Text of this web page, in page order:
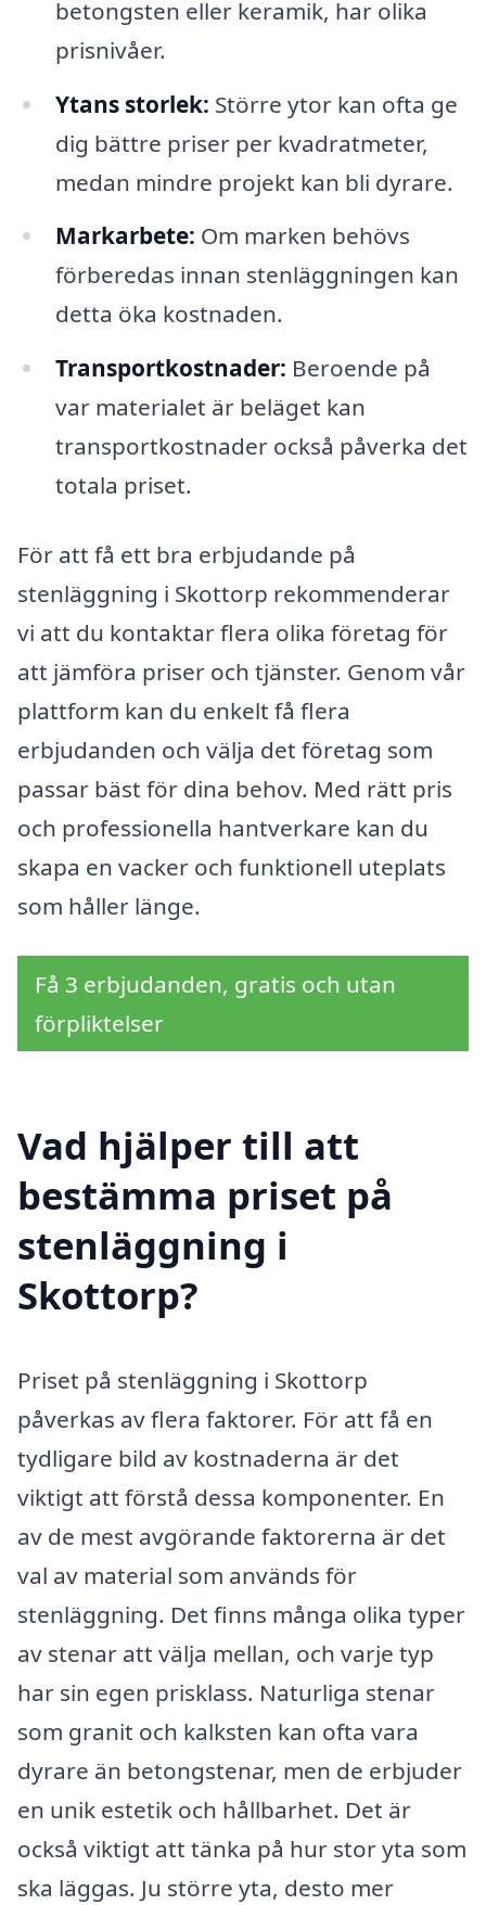
betongsten eller keramik, har olika
prisnivåer.
Ytans storlek: Större ytor kan ofta ge
dig bättre priser per kvadratmeter,
medan mindre projekt kan bli dyrare.
Markarbete: Om marken behövs
förberedas innan stenläggningen kan
detta öka kostnaden.
Transportkostnader: Beroende på
var materialet är beläget kan
transportkostnader också påverka det
totala priset.
För att få ett bra erbjudande på
stenläggning i Skottorp rekommenderar
vi att du kontaktar flera olika företag för
att jämföra priser och tjänster. Genom vår
plattform kan du enkelt få flera
erbjudanden och välja det företag som
passar bäst för dina behov. Med rätt pris
och professionella hantverkare kan du
skapa en vacker och funktionell uteplats
som håller länge.
Få 3 erbjudanden, gratis och utan
förpliktelser
Vad hjälper till att
bestämma priset på
stenläggning i
Skottorp?
Priset på stenläggning i Skottorp
påverkas av flera faktorer. För att få en
tydligare bild av kostnaderna är det
viktigt att förstå dessa komponenter. En
av de mest avgörande faktorerna är det
val av material som används för
stenläggning. Det finns många olika typer
av stenar att välja mellan, och varje typ
har sin egen prisklass. Naturliga stenar
som granit och kalksten kan ofta vara
dyrare än betongstenar, men de erbjuder
en unik estetik och hållbarhet. Det är
också viktigt att tänka på hur stor yta som
ska läggas. Ju större yta, desto mer